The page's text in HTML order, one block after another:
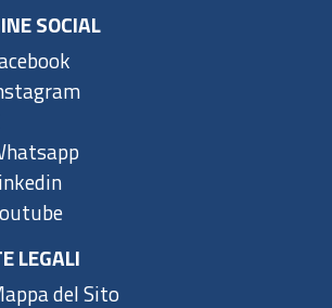
SOCIAL
LEGALI
del Sito